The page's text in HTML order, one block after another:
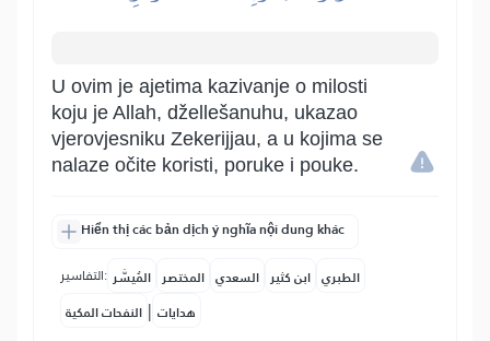
U ovim je ajetima kazivanje o milosti
koju je Allah, džellešanuhu, ukazao
vjerovjesniku Zekerijjau, a u kojima se
nalaze očite koristi, poruke i pouke.
Hiển thị các bản dịch ý nghĩa nội dung khác
التفاسير: المُيسَّر المختصر السعدي ابن كثير الطبري
النفحات المكية | هدايات